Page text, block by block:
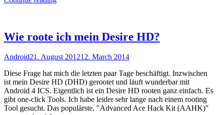
Schweiz"
Wie roote ich mein Desire HD?
Android21. August 201212. March 2014
Diese Frage hat mich die letzten paar Tage beschäftigt. Inzwischen
ist mein Desire HD (DHD) gerootet und läuft wunderbar mit
Android 4 ICS. Eigentlich ist ein Desire HD rooten ganz einfach. Es
gibt one-click Tools. Ich habe leider sehr lange nach einem rooting
Tool gesucht. Das populärste, "Advanced Ace Hack Kit (AAHK)"